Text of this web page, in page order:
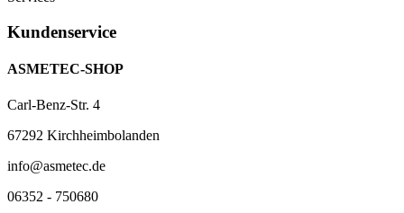
Kundenservice
ASMETEC-SHOP
Carl-Benz-Str. 4
67292 Kirchheimbolanden
info@asmetec.de
06352 - 750680